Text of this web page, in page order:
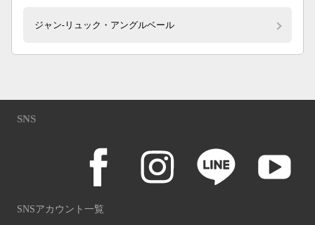
ジャン-リュック・アングルベール
SNS
SNSアカウント一覧